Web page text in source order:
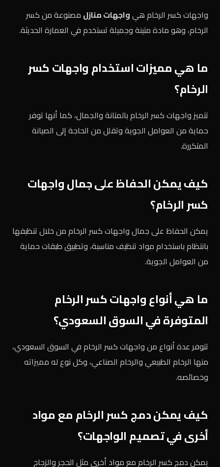
واجهات كسر الرخام هيواجهات منازل مصنوعة من كسر
الرخام، وهو مادة متينة وجميلة تستخدم في العمارة الحديثة.
ما هي مميزات استخدام واجهات كسر
الرخام؟
تتميز واجهات كسر الرخام بالمتانة والجمال، كما أنها توفر
حماية من العوامل الجوية وتقلل من الحاجة إلى الصيانة
المتكررة.
كيف يمكن الحفاظ على جمال واجهات
كسر الرخام؟
يمكن الحفاظ على جمال واجهات كسر الرخام من خلال تنظيفها
بانتظام باستخدام مواد تنظيف مناسبة، وتطبيق طبقات حماية
من العوامل الجوية.
ما هي أنواع واجهات كسر الرخام
المتوفرة في السوق السعودي؟
تتوفر عدة أنواع من واجهات كسر الرخام في السوق السعودي،
منها الرخام الطبيعي والرخام الصناعي، وكل نوع له مميزاته
وخصائصه.
كيف يمكن دمج كسر الرخام مع مواد
أخرى في تصميم الواجهات؟
يمكن دمج كسر الرخام مع مواد أخرى مثل الحجر والزجاج